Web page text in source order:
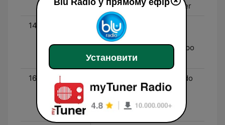
Pumarejo, Juanita Kremer
14:00 - 16:00
Blog Deportivo - Javier
Hernández Bonnet,
Ricardo Orrego y el equipo
deportivo de BLU
16:00 - 19:00
Voz Populi - Jorge Alfredo
Vargas, Álvaro Forero,
Camilo Cifuentes, María
Auxilio Vélez
Blu Radio у прямому ефір
Установити